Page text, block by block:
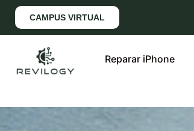
CAMPUS VIRTUAL
Reparar iPhone